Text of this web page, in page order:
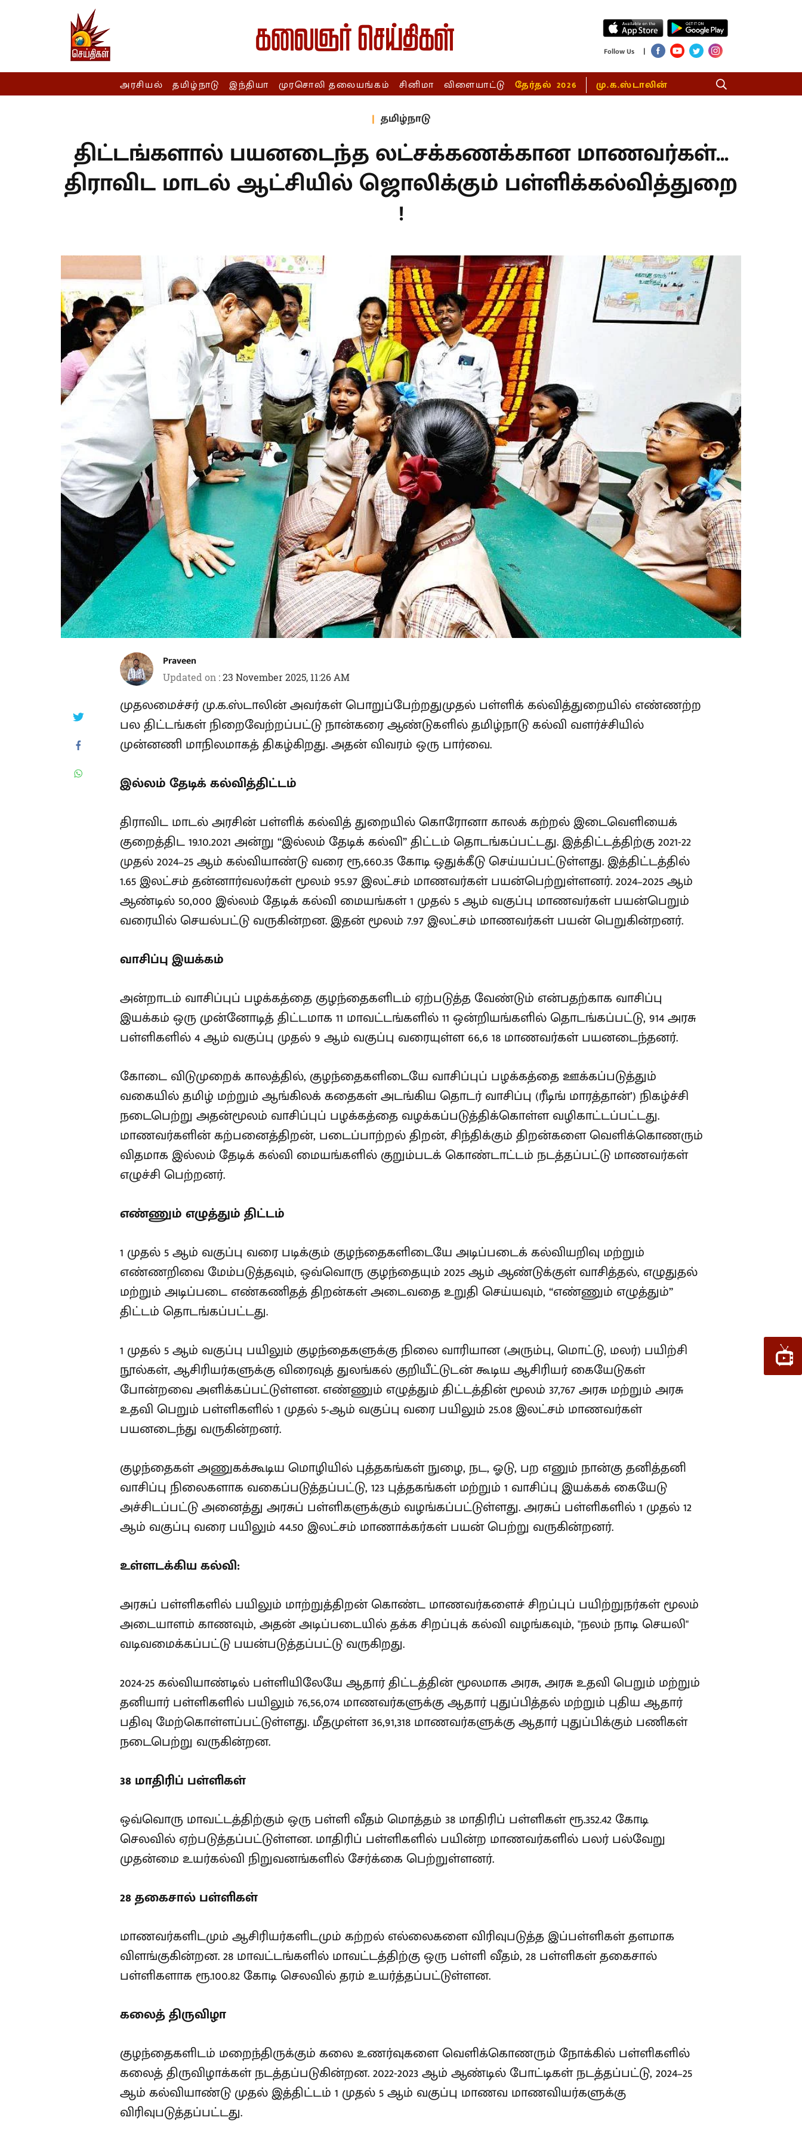
Follow Us |
அரசியல் தமிழ்நாடு இந்தியா முரசொலி தலையங்கம் சினிமா விளையாட்டு தேர்தல் 2026 மு.க.ஸ்டாலின்
தமிழ்நாடு
திட்டங்களால் பயனடைந்த லட்சக்கணக்கான மாணவர்கள்...
திராவிட மாடல் ஆட்சியில் ஜொலிக்கும் பள்ளிக்கல்வித்துறை
!
Praveen
Updated on :23 November 2025, 11:26 AM
முதலமைச்சர் மு.க.ஸ்டாலின் அவர்கள் பொறுப்பேற்றதுமுதல் பள்ளிக் கல்வித்துறையில் எண்ணற்ற
பல திட்டங்கள் நிறைவேற்றப்பட்டு நான்கரை ஆண்டுகளில் தமிழ்நாடு கல்வி வளர்ச்சியில்
முன்னணி மாநிலமாகத் திகழ்கிறது. அதன் விவரம் ஒரு பார்வை.
இல்லம் தேடிக் கல்வித்திட்டம்
திராவிட மாடல் அரசின் பள்ளிக் கல்வித் துறையில் கொரோனா காலக் கற்றல் இடைவெளியைக்
குறைத்திட 19.10.2021 அன்று “இல்லம் தேடிக் கல்வி” திட்டம் தொடங்கப்பட்டது. இத்திட்டத்திற்கு 2021-22
முதல் 2024–25 ஆம் கல்வியாண்டு வரை ரூ,660.35 கோடி ஒதுக்கீடு செய்யப்பட்டுள்ளது. இத்திட்டத்தில்
1.65 இலட்சம் தன்னார்வலர்கள் மூலம் 95.97 இலட்சம் மாணவர்கள் பயன்பெற்றுள்ளனர். 2024–2025 ஆம்
ஆண்டில் 50,000 இல்லம் தேடிக் கல்வி மையங்கள் 1 முதல் 5 ஆம் வகுப்பு மாணவர்கள் பயன்பெறும்
வரையில் செயல்பட்டு வருகின்றன. இதன் மூலம் 7.97 இலட்சம் மாணவர்கள் பயன் பெறுகின்றனர்.
வாசிப்பு இயக்கம்
அன்றாடம் வாசிப்புப் பழக்கத்தை குழந்தைகளிடம் ஏற்படுத்த வேண்டும் என்பதற்காக வாசிப்பு
இயக்கம் ஒரு முன்னோடித் திட்டமாக 11 மாவட்டங்களில் 11 ஒன்றியங்களில் தொடங்கப்பட்டு, 914 அரசு
பள்ளிகளில் 4 ஆம் வகுப்பு முதல் 9 ஆம் வகுப்பு வரையுள்ள 66,6 18 மாணவர்கள் பயனடைந்தனர்.
கோடை விடுமுறைக் காலத்தில், குழந்தைகளிடையே வாசிப்புப் பழக்கத்தை ஊக்கப்படுத்தும்
வகையில் தமிழ் மற்றும் ஆங்கிலக் கதைகள் அடங்கிய தொடர் வாசிப்பு (ரீடிங் மாரத்தான்’) நிகழ்ச்சி
நடைபெற்று அதன்மூலம் வாசிப்புப் பழக்கத்தை வழக்கப்படுத்திக்கொள்ள வழிகாட்டப்பட்டது.
மாணவர்களின் கற்பனைத்திறன், படைப்பாற்றல் திறன், சிந்திக்கும் திறன்களை வெளிக்கொணரும்
விதமாக இல்லம் தேடிக் கல்வி மையங்களில் குறும்படக் கொண்டாட்டம் நடத்தப்பட்டு மாணவர்கள்
எழுச்சி பெற்றனர்.
எண்ணும் எழுத்தும் திட்டம்
1 முதல் 5 ஆம் வகுப்பு வரை படிக்கும் குழந்தைகளிடையே அடிப்படைக் கல்வியறிவு மற்றும்
எண்ணறிவை மேம்படுத்தவும், ஒவ்வொரு குழந்தையும் 2025 ஆம் ஆண்டுக்குள் வாசித்தல், எழுதுதல்
மற்றும் அடிப்படை எண்கணிதத் திறன்கள் அடைவதை உறுதி செய்யவும், “எண்ணும் எழுத்தும்”
திட்டம் தொடங்கப்பட்டது.
1 முதல் 5 ஆம் வகுப்பு பயிலும் குழந்தைகளுக்கு நிலை வாரியான (அரும்பு, மொட்டு, மலர்) பயிற்சி
நூல்கள், ஆசிரியர்களுக்கு விரைவுத் துலங்கல் குறியீட்டுடன் கூடிய ஆசிரியர் கையேடுகள்
போன்றவை அளிக்கப்பட்டுள்ளன. எண்ணும் எழுத்தும் திட்டத்தின் மூலம் 37,767 அரசு மற்றும் அரசு
உதவி பெறும் பள்ளிகளில் 1 முதல் 5-ஆம் வகுப்பு வரை பயிலும் 25.08 இலட்சம் மாணவர்கள்
பயனடைந்து வருகின்றனர்.
குழந்தைகள் அணுகக்கூடிய மொழியில் புத்தகங்கள் நுழை, நட, ஓடு, பற எனும் நான்கு தனித்தனி
வாசிப்பு நிலைகளாக வகைப்படுத்தப்பட்டு, 123 புத்தகங்கள் மற்றும் 1 வாசிப்பு இயக்கக் கையேடு
அச்சிடப்பட்டு அனைத்து அரசுப் பள்ளிகளுக்கும் வழங்கப்பட்டுள்ளது. அரசுப் பள்ளிகளில் 1 முதல் 12
ஆம் வகுப்பு வரை பயிலும் 44.50 இலட்சம் மாணாக்கர்கள் பயன் பெற்று வருகின்றனர்.
உள்ளடக்கிய கல்வி:
அரசுப் பள்ளிகளில் பயிலும் மாற்றுத்திறன் கொண்ட மாணவர்களைச் சிறப்புப் பயிற்றுநர்கள் மூலம்
அடையாளம் காணவும், அதன் அடிப்படையில் தக்க சிறப்புக் கல்வி வழங்கவும், "நலம் நாடி செயலி"
வடிவமைக்கப்பட்டு பயன்படுத்தப்பட்டு வருகிறது.
2024-25 கல்வியாண்டில் பள்ளியிலேயே ஆதார் திட்டத்தின் மூலமாக அரசு, அரசு உதவி பெறும் மற்றும்
தனியார் பள்ளிகளில் பயிலும் 76,56,074 மாணவர்களுக்கு ஆதார் புதுப்பித்தல் மற்றும் புதிய ஆதார்
பதிவு மேற்கொள்ளப்பட்டுள்ளது. மீதமுள்ள 36,91,318 மாணவர்களுக்கு ஆதார் புதுப்பிக்கும் பணிகள்
நடைபெற்று வருகின்றன.
38 மாதிரிப் பள்ளிகள்
ஒவ்வொரு மாவட்டத்திற்கும் ஒரு பள்ளி வீதம் மொத்தம் 38 மாதிரிப் பள்ளிகள் ரூ.352.42 கோடி
செலவில் ஏற்படுத்தப்பட்டுள்ளன. மாதிரிப் பள்ளிகளில் பயின்ற மாணவர்களில் பலர் பல்வேறு
முதன்மை உயர்கல்வி நிறுவனங்களில் சேர்க்கை பெற்றுள்ளனர்.
28 தகைசால் பள்ளிகள்
மாணவர்களிடமும் ஆசிரியர்களிடமும் கற்றல் எல்லைகளை விரிவுபடுத்த இப்பள்ளிகள் தளமாக
விளங்குகின்றன. 28 மாவட்டங்களில் மாவட்டத்திற்கு ஒரு பள்ளி வீதம், 28 பள்ளிகள் தகைசால்
பள்ளிகளாக ரூ.100.82 கோடி செலவில் தரம் உயர்த்தப்பட்டுள்ளன.
கலைத் திருவிழா
குழந்தைகளிடம் மறைந்திருக்கும் கலை உணர்வுகளை வெளிக்கொணரும் நோக்கில் பள்ளிகளில்
கலைத் திருவிழாக்கள் நடத்தப்படுகின்றன. 2022-2023 ஆம் ஆண்டில் போட்டிகள் நடத்தப்பட்டு, 2024–25
ஆம் கல்வியாண்டு முதல் இத்திட்டம் 1 முதல் 5 ஆம் வகுப்பு மாணவ மாணவியர்களுக்கு
விரிவுபடுத்தப்பட்டது.